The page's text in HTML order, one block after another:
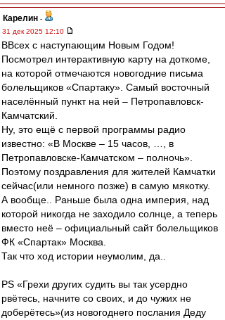
Карелин -
31 дек 2025 12:10
ВВсех с наступающим Новым Годом!
Посмотрел интерактивную карту на доткоме,
на которой отмечаются новогодние письма
болельщиков «Спартаку». Самый восточный
населённый пункт на ней – Петропавловск-
Камчатский.
Ну, это ещё с первой программы радио
известно: «В Москве – 15 часов, …, в
Петропавловске-Камчатском – полночь».
Поэтому поздравления для жителей Камчатки
сейчас(или немного позже) в самую мякотку.
А вообще.. Раньше была одна империя, над
которой никогда не заходило солнце, а теперь
вместо неё – официальный сайт болельщиков
ФК «Спартак» Москва.
Так что ход истории неумолим, да..
PS «Грехи других судить вы так усердно
рвётесь, начните со своих, и до чужих не
доберётесь»(из новогоднего послания Деду